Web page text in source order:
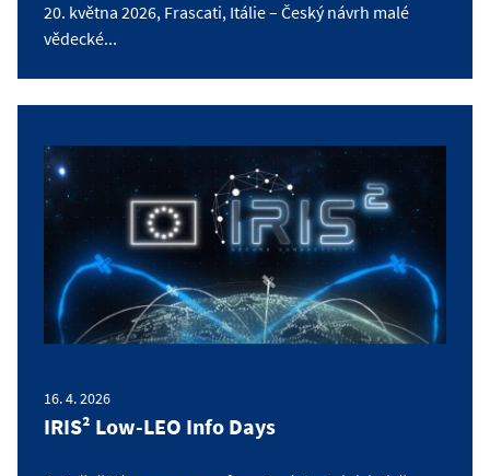
20. května 2026, Frascati, Itálie – Český návrh malé
vědecké...
16. 4. 2026
IRIS² Low-LEO Info Days